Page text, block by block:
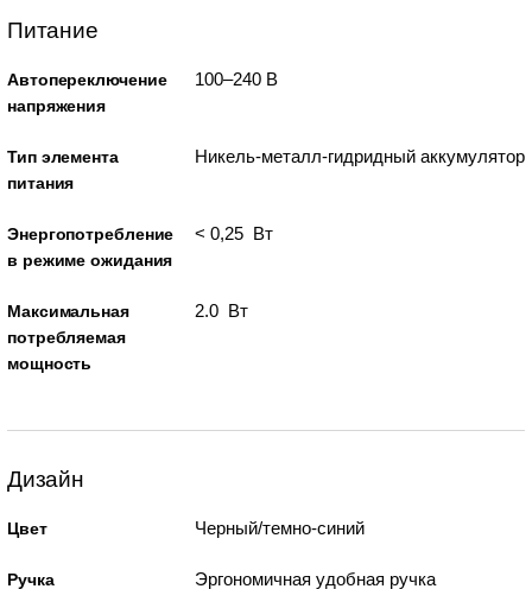
Питание
Автопереключение
напряжения
100–240 В
Тип элемента
питания
Никель-металл-гидридный аккумулятор
Энергопотребление
в режиме ожидания
< 0,25 Вт
Максимальная
потребляемая
мощность
2.0 Вт
Дизайн
Цвет Черный/темно-синий
Ручка Эргономичная удобная ручка